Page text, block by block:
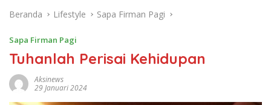
Beranda Lifestyle Sapa Firman Pagi
Sapa Firman Pagi
Tuhanlah Perisai Kehidupan
Aksinews
29 Januari 2024